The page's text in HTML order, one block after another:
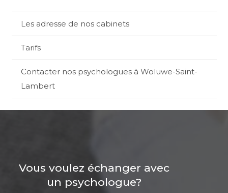
Les adresse de nos cabinets
Tarifs
Contacter nos psychologues à Woluwe-Saint-
Lambert
Vous voulez échanger avec
un psychologue?